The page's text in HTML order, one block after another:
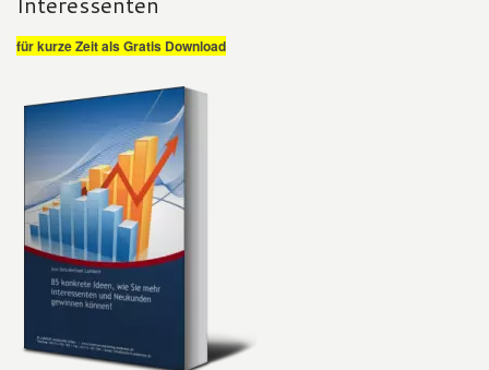
für kurze Zeit als Gratis Download